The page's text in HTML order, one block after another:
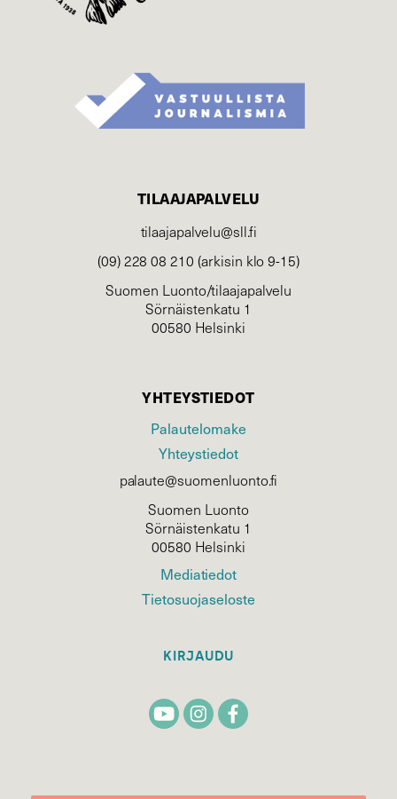
TILAAJAPALVELU
tilaajapalvelu@sll.fi
(09) 228 08 210 (arkisin klo 9-15)
Suomen Luonto/tilaajapalvelu
Sörnäistenkatu 1
00580 Helsinki
YHTEYSTIEDOT
Palautelomake
Yhteystiedot
palaute@suomenluonto.fi
Suomen Luonto
Sörnäistenkatu 1
00580 Helsinki
Mediatiedot
Tietosuojaseloste
KIRJAUDU